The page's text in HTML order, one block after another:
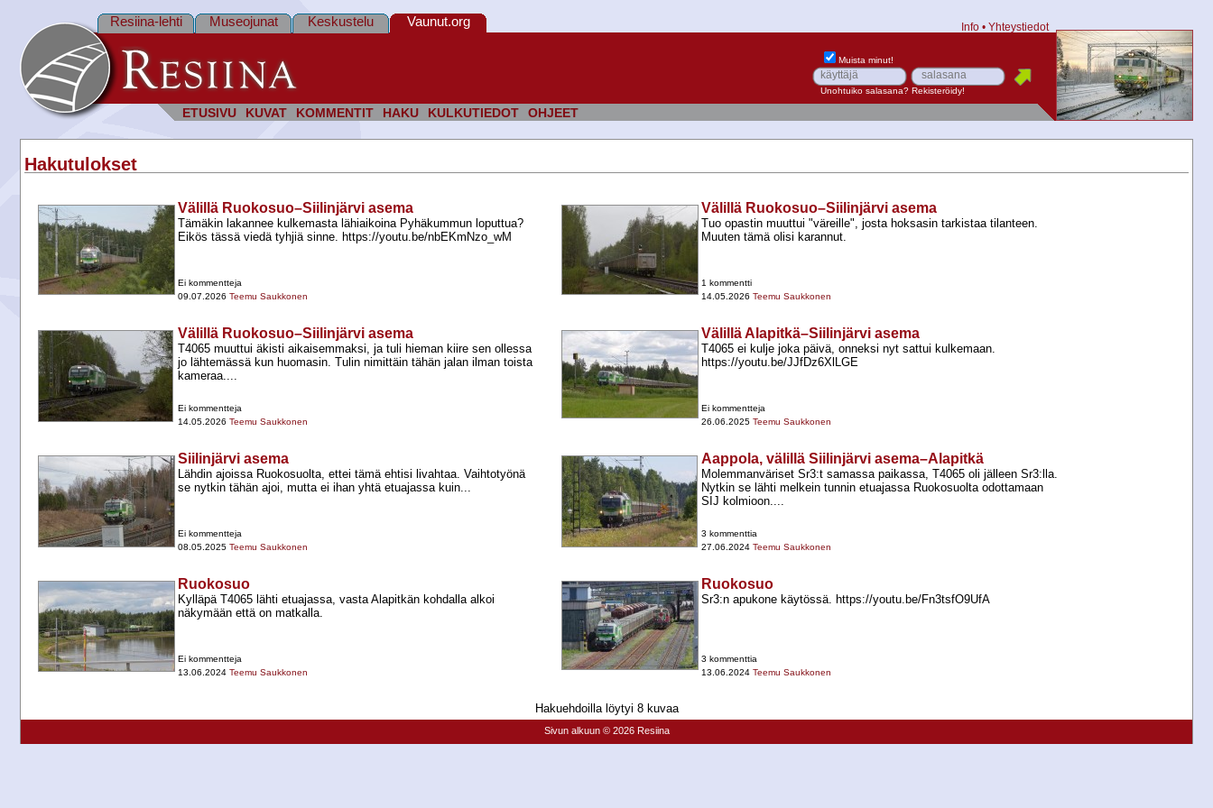
ETUSIVU KUVAT KOMMENTIT HAKU KULKUTIEDOT OHJEET
Resiina-lehti Museojunat Keskustelu Vaunut.org Info • Yhteystiedot
Muista minut!
Unohtuiko salasana? Rekisteröidy!
Hakutulokset
Välillä Ruokosuo–Siilinjärvi asema
Tämäkin lakannee kulkemasta lähiaikoina Pyhäkummun loputtua?
Eikös tässä viedä tyhjiä sinne. https://youtu.be/nbEKmNzo_wM
Ei kommentteja
09.07.2026 Teemu Saukkonen
Välillä Ruokosuo–Siilinjärvi asema
Tuo opastin muuttui "väreille", josta hoksasin tarkistaa tilanteen.
Muuten tämä olisi karannut.
1 kommentti
14.05.2026 Teemu Saukkonen
Välillä Ruokosuo–Siilinjärvi asema
T4065 muuttui äkisti aikaisemmaksi, ja tuli hieman kiire sen ollessa
jo lähtemässä kun huomasin. Tulin nimittäin tähän jalan ilman toista
kameraa....
Ei kommentteja
14.05.2026 Teemu Saukkonen
Välillä Alapitkä–Siilinjärvi asema
T4065 ei kulje joka päivä, onneksi nyt sattui kulkemaan.
https://youtu.be/JJfDz6XlLGE
Ei kommentteja
26.06.2025 Teemu Saukkonen
Siilinjärvi asema
Lähdin ajoissa Ruokosuolta, ettei tämä ehtisi livahtaa. Vaihtotyönä
se nytkin tähän ajoi, mutta ei ihan yhtä etuajassa kuin...
Ei kommentteja
08.05.2025 Teemu Saukkonen
Aappola, välillä Siilinjärvi asema–Alapitkä
Molemmanväriset Sr3:t samassa paikassa, T4065 oli jälleen Sr3:lla.
Nytkin se lähti melkein tunnin etuajassa Ruokosuolta odottamaan
SIJ kolmioon....
3 kommenttia
27.06.2024 Teemu Saukkonen
Ruokosuo
Kylläpä T4065 lähti etuajassa, vasta Alapitkän kohdalla alkoi
näkymään että on matkalla.
Ei kommentteja
13.06.2024 Teemu Saukkonen
Ruokosuo
Sr3:n apukone käytössä. https://youtu.be/Fn3tsfO9UfA
3 kommenttia
13.06.2024 Teemu Saukkonen
Hakuehdoilla löytyi 8 kuvaa
Sivun alkuun © 2026 Resiina